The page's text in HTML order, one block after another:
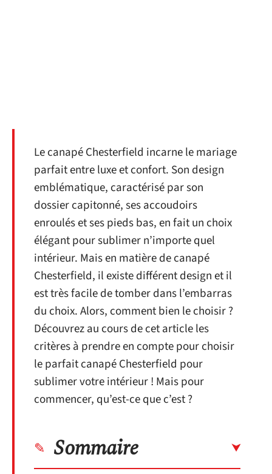
Le canapé Chesterfield incarne le mariage
parfait entre luxe et confort. Son design
emblématique, caractérisé par son
dossier capitonné, ses accoudoirs
enroulés et ses pieds bas, en fait un choix
élégant pour sublimer n’importe quel
intérieur. Mais en matière de canapé
Chesterfield, il existe différent design et il
est très facile de tomber dans l’embarras
du choix. Alors, comment bien le choisir ?
Découvrez au cours de cet article les
critères à prendre en compte pour choisir
le parfait canapé Chesterfield pour
sublimer votre intérieur ! Mais pour
commencer, qu’est-ce que c’est ?
Sommaire